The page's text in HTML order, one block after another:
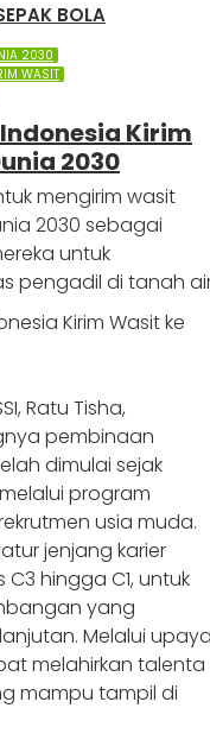
BOLA
2030
WASIT
Kirim
2030
mengirim wasit
2030 sebagai
untuk
pengadil di tanah
Ratu Tisha,
pembinaan
dimulai sejak
program
usia muda.
jenjang karier
hingga C1, untuk
yang
Melalui
melahirkan talenta
mampu tampil di